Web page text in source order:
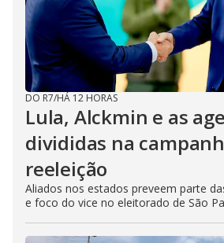
DO R7/HÁ 12 HORAS
Lula, Alckmin e as
divididas na
reeleição
Aliados nos estados preveem parte
e foco do vice no eleitorado de São